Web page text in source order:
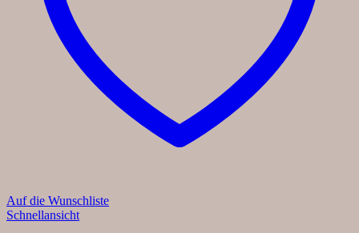
Auf die Wunschliste
Schnellansicht